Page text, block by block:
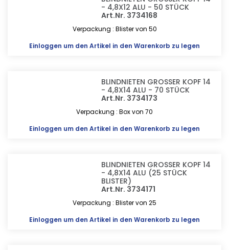
- 4,8X12 ALU - 50 STÜCK
Art.Nr. 3734168
Verpackung : Blister von 50
Einloggen um den Artikel in den Warenkorb zu legen
BLINDNIETEN GROSSER KOPF 14
- 4,8X14 ALU - 70 STÜCK
Art.Nr. 3734173
Verpackung : Box von 70
Einloggen um den Artikel in den Warenkorb zu legen
BLINDNIETEN GROSSER KOPF 14
- 4,8X14 ALU (25 STÜCK
BLISTER)
Art.Nr. 3734171
Verpackung : Blister von 25
Einloggen um den Artikel in den Warenkorb zu legen